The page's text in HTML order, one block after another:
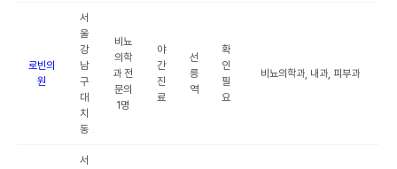
로빈의
원
서
울
강
남
구
대
치
동
비뇨
의학
과 전
문의
1명
야
간
진
료
선
릉
역
확
인
필
요
비뇨의학과, 내과, 피부과
서